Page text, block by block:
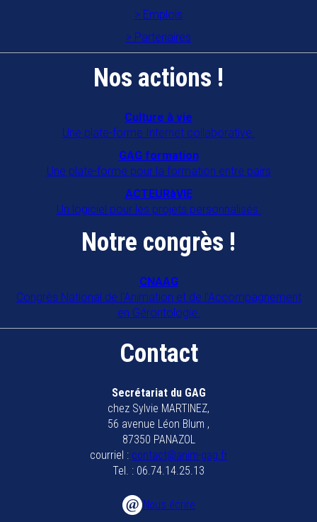
Emplois
Partenaires
Nos actions !
Culture à vie
Une plate-forme Internet collaborative.
GAG formation
Une plate-forme pour la formation entre pairs
ACTEURàVIE
Un logiciel pour les projets personnalisés.
Notre congrès !
CNAAG
Congrès National de l'Animation et de l'Accompagnement
en Gérontologie.
Contact
Secrétariat du GAG
chez Sylvie MARTINEZ,
56 avenue Léon Blum ,
87350 PANAZOL
courriel : contact@anim-gag.fr
Tel. : 06.74.14.25.13
Nous écrire